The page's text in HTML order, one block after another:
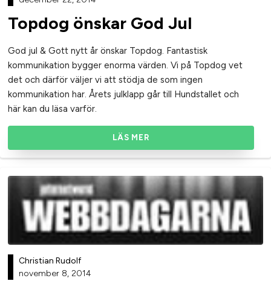
Topdog önskar God Jul
God jul & Gott nytt år önskar Topdog. Fantastisk
kommunikation bygger enorma värden. Vi på Topdog vet
det och därför väljer vi att stödja de som ingen
kommunikation har. Årets julklapp går till Hundstallet och
här kan du läsa varför.
LÄS MER
Christian Rudolf
november 8, 2014